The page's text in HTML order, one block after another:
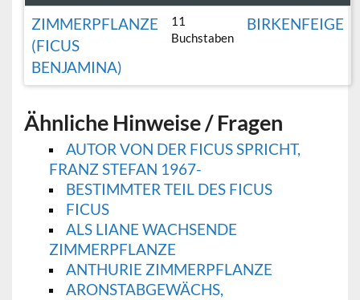
ZIMMERPFLANZE
(FICUS
BENJAMINA)
11
Buchstaben
BIRKENFEIGE
Ähnliche Hinweise / Fragen
AUTOR VON DER FICUS SPRICHT,
FRANZ STEFAN 1967-
BESTIMMTER TEIL DES FICUS
FICUS
ALS LIANE WACHSENDE
ZIMMERPFLANZE
ANTHURIE ZIMMERPFLANZE
ARONSTABGEWÄCHS,